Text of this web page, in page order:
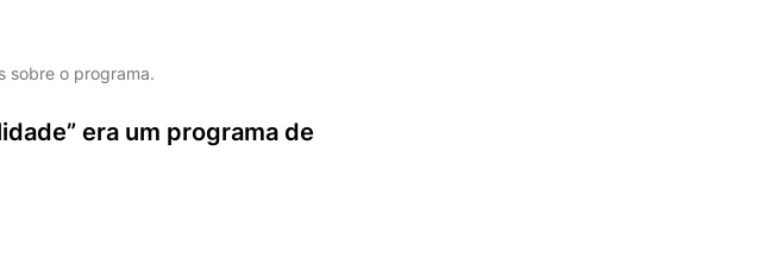
sobre o programa.
era um programa de